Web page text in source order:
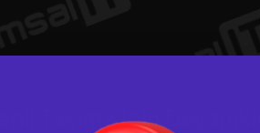
Taşıma İçin Dayanıklı